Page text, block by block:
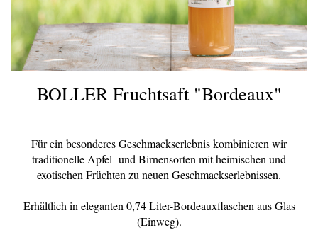
BOLLER Fruchtsaft "Bordeaux"
Für ein besonderes Geschmackserlebnis kombinieren wir
traditionelle Apfel- und Birnensorten mit heimischen und
exotischen Früchten zu neuen Geschmackserlebnissen.
Erhältlich in eleganten 0,74 Liter-Bordeauxflaschen aus Glas
(Einweg).